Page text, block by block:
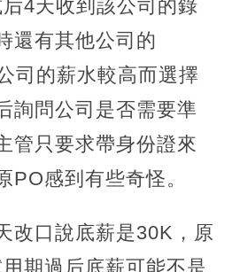
4天收到該公司的錄
還有其他公司的
司的薪水較高而選擇
詢問公司是否需要準
管只要求帶身份證來
PO感到有些奇怪。
改口說底薪是30K，原
期過后底薪可能不是